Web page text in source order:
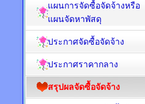
แผนการจัดซื้อจัดจ้างหรือ
แผนจัดหาพัสดุ
ประกาศจัดซื้อจัดจ้าง
ประกาศราคากลาง
สรุปผลจัดซื้อจัดจ้าง